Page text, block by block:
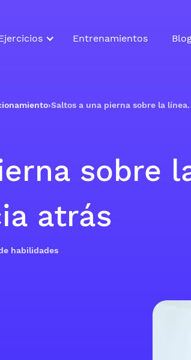
Entrenamientos
›Saltos a una pierna sobre la
sobre
atrás
habilidades